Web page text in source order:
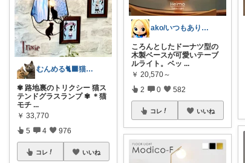
むんめる🐈‍⬛猫と快適ライフ🐈朝コレ
✾ 路地裏のトリクシー 猫ス
テンドグラスランプ ✾ ＊猫
モチ ...
￥ 33,770
5 4 976
コレ いいね
ako/いつもありがとう🌈5日感謝
ころんとしたドーナツ型の
木製ベースが可愛いテーブ
ルライト。ベッ ...
￥ 20,570～
2 0 582
コレ いいね